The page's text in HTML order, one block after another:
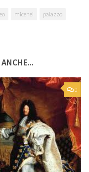
micenei
palazzo
0